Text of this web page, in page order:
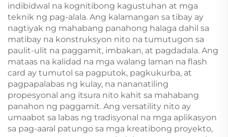
indibidwal na kognitibong kagustuhan at mga
teknik ng pag-alala. Ang kalamangan sa tibay ay
nagtiyak ng mahabang panahong halaga dahil sa
matibay na konstruksyon nito na tumutugon sa
paulit-ulit na paggamit, imbakan, at pagdadala. Ang
mataas na kalidad na mga walang laman na flash
card ay tumutol sa pagputok, pagkukurba, at
pagpapalabas ng kulay, na nananatiling
propesyonal ang itsura nito kahit sa mahabang
panahon ng paggamit. Ang versatility nito ay
umaabot sa labas ng tradisyonal na mga aplikasyon
sa pag-aaral patungo sa mga kreatibong proyekto,